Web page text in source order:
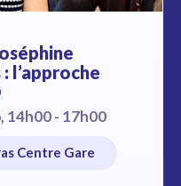
l’approche
14h00 - 17h00
Centre Gare